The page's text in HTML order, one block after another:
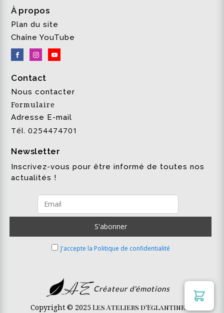
À propos
Plan du site
Chaîne YouTube
Contact
Nous contacter
Formulaire
Adresse E-mail
Tél. 0254474701
Newsletter
Inscrivez-vous pour être informé de toutes nos
actualités !
J'accepte la Politique de confidentialité
Créateur d'émotions
Copyright © 2025 Les Ateliers d'Eglantine